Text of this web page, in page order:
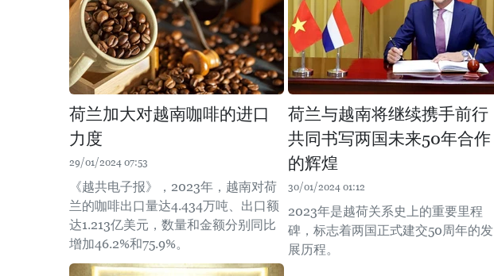
荷兰加大对越南咖啡的进口
力度
29/01/2024 07:53
《越共电子报》，2023年，越南对荷
兰的咖啡出口量达4.434万吨、出口额
达1.213亿美元，数量和金额分别同比
增加46.2%和75.9%。
荷兰与越南将继续携手前行
共同书写两国未来50年合作
的辉煌
30/01/2024 01:12
2023年是越荷关系史上的重要里程
碑，标志着两国正式建交50周年的发
展历程。